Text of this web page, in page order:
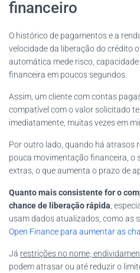
financeiro
O histórico de pagamentos e a
velocidade da liberação do crédito
automática mede risco,
financeira em poucos segundos.
Assim, um cliente com contas
compatível com o valor solicitado
imediatamente, muitas vezes em
Por outro lado, quando há atrasos
pouca movimentação financeira, o
extras, o que aumenta o prazo de
Quanto mais consistente for o
chance de liberação rápida ,
usam dados atualizados, como as
Open Finance para aumentar as
Já restrições no nome,
podem atrasar ou até reduzir o